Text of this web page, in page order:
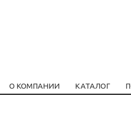
О КОМПАНИИ КАТАЛОГ